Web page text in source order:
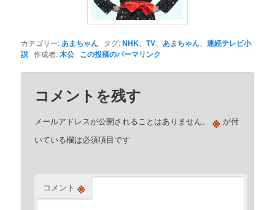
カテゴリー:あまちゃん タグ:NHK 、TV あまちゃん 、連続テレビ小
説 作成者:木公 この投稿のパーマリンク
コメントを残す
メールアドレスが公開されることはありません。 ※ が付
いている欄は必須項目です
コメント ※